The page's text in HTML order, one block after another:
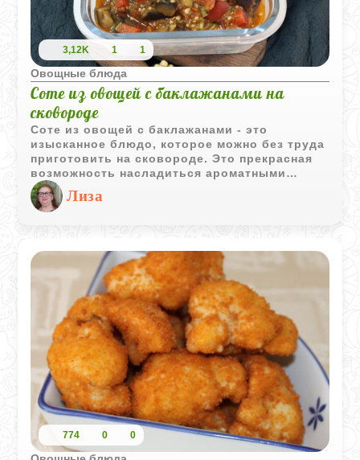
3,12K 1 1
Овощные блюда
Соте из овощей с баклажанами на
сковороде
Соте из овощей с баклажанами - это
изысканное блюдо, которое можно без труда
приготовить на сковороде. Это прекрасная
возможность насладиться ароматными
овощами и баклажанами, обжаренными до
золотистой корочки, при этом сохраняя их
питательные качества и мягкий вкус.
Лиза
774 0 0